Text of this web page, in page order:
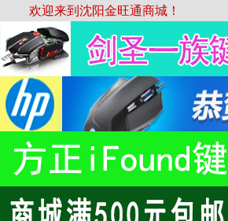
欢迎来到沈阳金旺通商城！